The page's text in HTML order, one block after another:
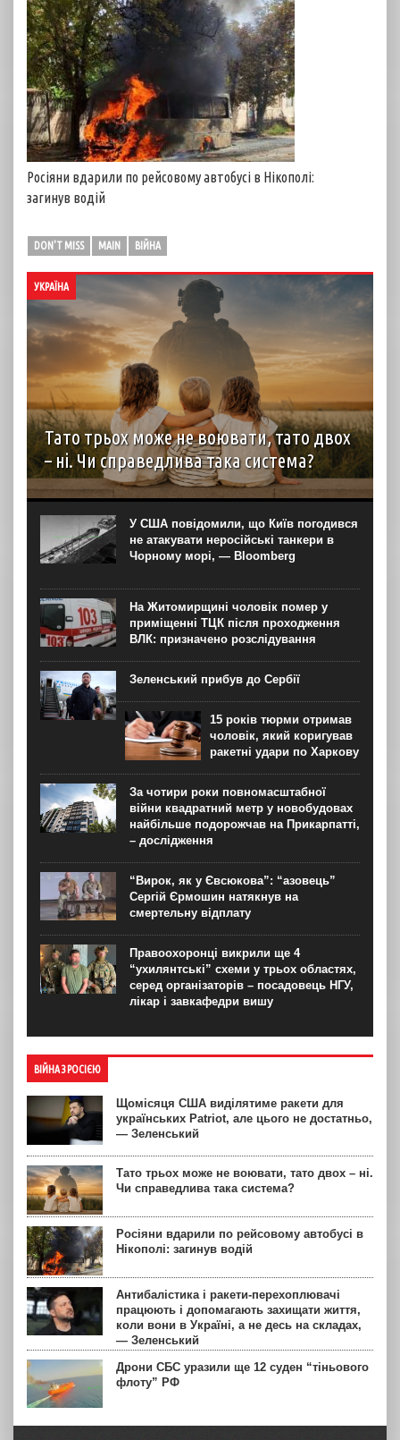
Росіяни вдарили по рейсовому автобусі в Нікополі:
загинув водій
DON'T MISS MAIN ВІЙНА
УКРАЇНА
Тато трьох може не воювати, тато двох
– ні. Чи справедлива така система?
автор: Наталія Бушковська Мережею шириться хвиля
дописів про те, що чоловіків, батьків трьох і більше
дітей потрібно позбавити права відстрочки на
мобілізацію. 4 серпня навіть було створено відповідну...
У США повідомили, що Київ погодився
не атакувати неросійські танкери в
Чорному морі, — Bloomberg
На Житомирщині чоловік помер у
приміщенні ТЦК після проходження
ВЛК: призначено розслідування
Зеленський прибув до Сербії
15 років тюрми отримав
чоловік, який коригував
ракетні удари по Харкову
За чотири роки повномасштабної
війни квадратний метр у новобудовах
найбільше подорожчав на Прикарпатті,
– дослідження
“Вирок, як у Євсюкова”: “азовець”
Сергій Єрмошин натякнув на
смертельну відплату
Правоохоронці викрили ще 4
“ухилянтські” схеми у трьох областях,
серед організаторів – посадовець НГУ,
лікар і завкафедри вишу
ВІЙНА З РОСІЄЮ
Щомісяця США виділятиме ракети для
українських Patriot, але цього не достатньо,
— Зеленський
Тато трьох може не воювати, тато двох – ні.
Чи справедлива така система?
Росіяни вдарили по рейсовому автобусі в
Нікополі: загинув водій
Антибалістика і ракети-перехоплювачі
працюють і допомагають захищати життя,
коли вони в Україні, а не десь на складах,
— Зеленський
Дрони СБС уразили ще 12 суден “тіньового
флоту” РФ